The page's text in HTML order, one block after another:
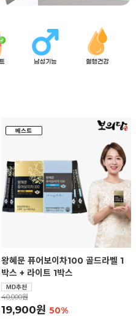
왕혜문 퓨어보이차100 골드라벨 1
박스 + 라이트 1박스
40,000원
19,900원 50%